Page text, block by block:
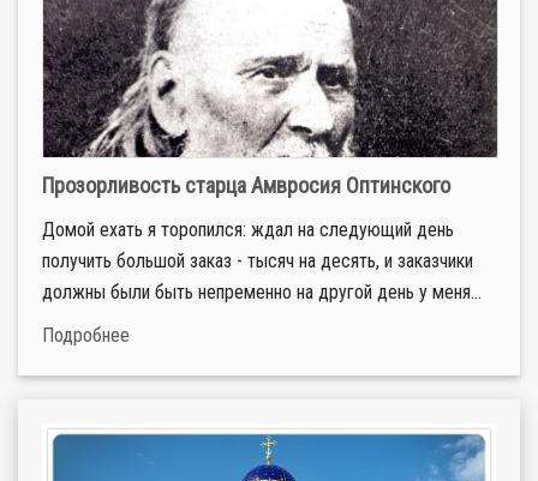
Прозорливость старца Амвросия Оптинского
Домой ехать я торопился: ждал на следующий день
получить большой заказ - тысяч на десять, и заказчики
должны были быть непременно на другой день у меня...
Подробнее